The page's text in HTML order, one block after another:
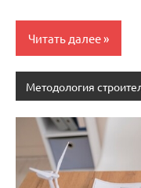
Читать далее
Методология